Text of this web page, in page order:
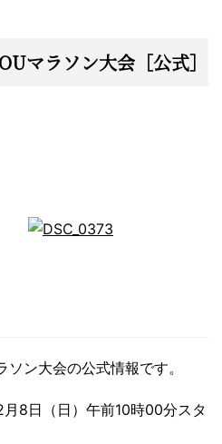
マラソン大会［公式］
ン大会の公式情報です。
8日（日）午前10時00分スタ